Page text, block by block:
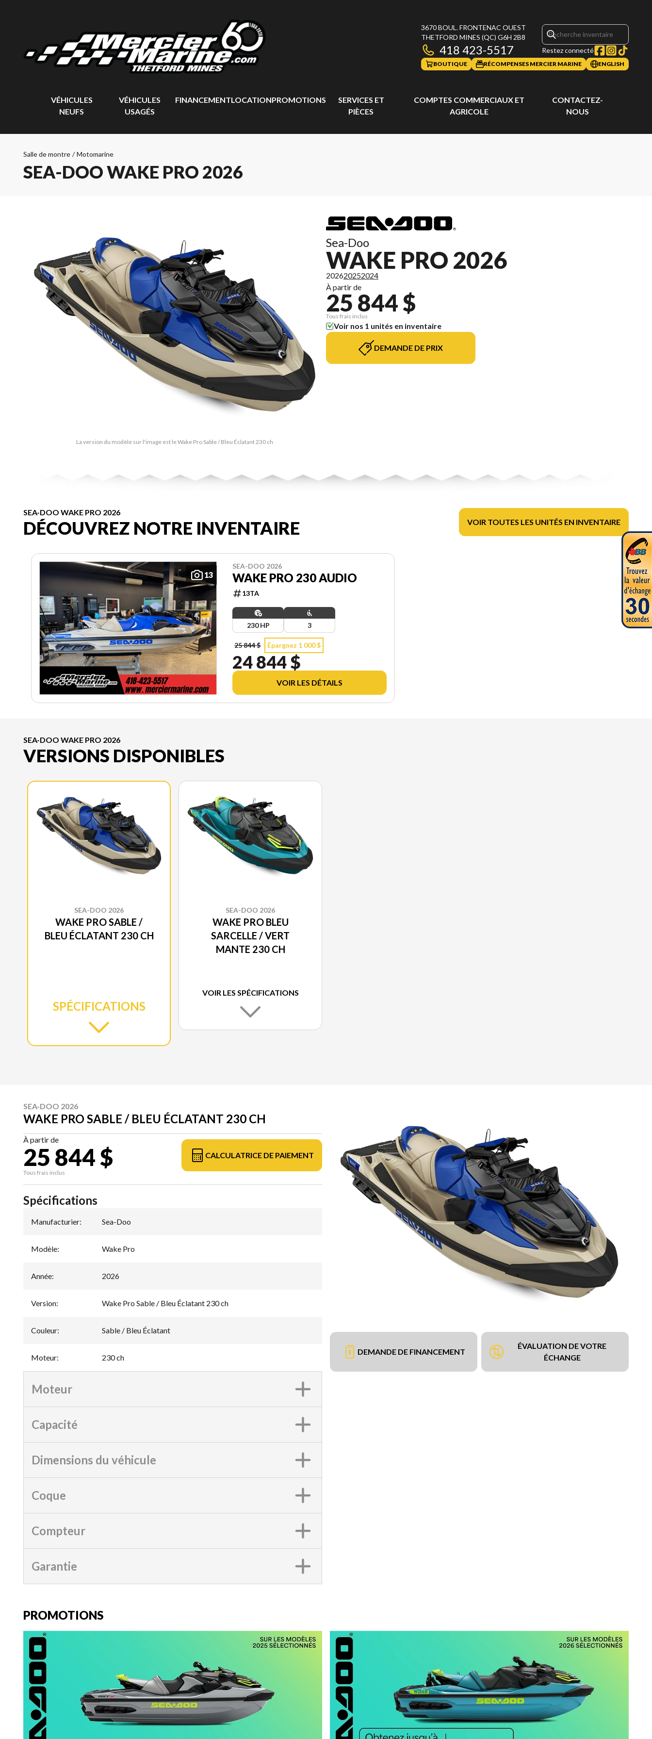
3670 BOUL. FRONTENAC OUEST
THETFORD MINES (QC) G6H 2B8
418 423-5517 Restez connecté
BOUTIQUE RÉCOMPENSES MERCIER MARINE ENGLISH
VÉHICULES
NEUFS
VÉHICULES
USAGÉS
FINANCEMENTLOCATIONPROMOTIONS
SERVICES ET
PIÈCES
COMPTES COMMERCIAUX ET
AGRICOLE
CONTACTEZ-
NOUS
Salle de montre / Motomarine
SEA-DOO WAKE PRO 2026
La version du modèle sur l'image est le Wake Pro Sable / Bleu Éclatant 230 ch
Sea-Doo
WAKE PRO 2026
202620252024
À partir de
25 844 $
Tous frais inclus
Voir nos 1 unités en inventaire
DEMANDE DE PRIX
SEA-DOO WAKE PRO 2026
DÉCOUVREZ NOTRE INVENTAIRE VOIR TOUTES LES UNITÉS EN INVENTAIRE
13
SEA-DOO 2026
WAKE PRO 230 AUDIO
13TA
230 HP 3
25 844 $ Épargnez 1 000 $
24 844 $
VOIR LES DÉTAILS
SEA-DOO WAKE PRO 2026
VERSIONS DISPONIBLES
SEA-DOO 2026
WAKE PRO SABLE /
BLEU ÉCLATANT 230 CH
SPÉCIFICATIONS
SEA-DOO 2026
WAKE PRO BLEU
SARCELLE / VERT
MANTE 230 CH
VOIR LES SPÉCIFICATIONS
SEA-DOO 2026
WAKE PRO SABLE / BLEU ÉCLATANT 230 CH
À partir de
25 844 $
Tous frais inclus
CALCULATRICE DE PAIEMENT
DEMANDE DE FINANCEMENT
ÉVALUATION DE VOTRE
ÉCHANGE
Spécifications
Manufacturier: Sea-Doo
Modèle: Wake Pro
Année: 2026
Version: Wake Pro Sable / Bleu Éclatant 230 ch
Couleur: Sable / Bleu Éclatant
Moteur: 230 ch
Moteur
Capacité
Dimensions du véhicule
Coque
Compteur
Garantie
PROMOTIONS